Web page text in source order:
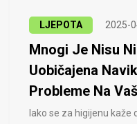
LJEPOTA 2025-
Mnogi Je Nisu
Uobičajena
Probleme Na
Iako se za higijenu kaže